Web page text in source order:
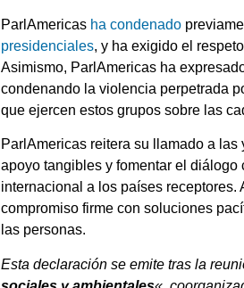
ParlAmericas ha condenado
presidenciales, y ha exigido el
Asimismo, ParlAmericas ha
condenando la violencia perpetrada
que ejercen estos grupos sobre las
ParlAmericas reitera su llamado a
apoyo tangibles y fomentar el
internacional a los países
compromiso firme con soluciones
las personas.
Esta declaración se emite tras la